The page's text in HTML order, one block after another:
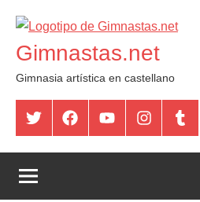
contenido
Gimnastas.net
Gimnasia artística en castellano
Twitter FacebookYouTubeInstagram